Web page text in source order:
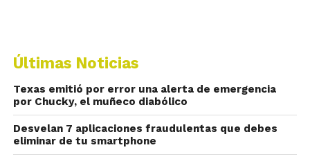
Últimas Noticias
Texas emitió por error una alerta de emergencia
por Chucky, el muñeco diabólico
Desvelan 7 aplicaciones fraudulentas que debes
eliminar de tu smartphone